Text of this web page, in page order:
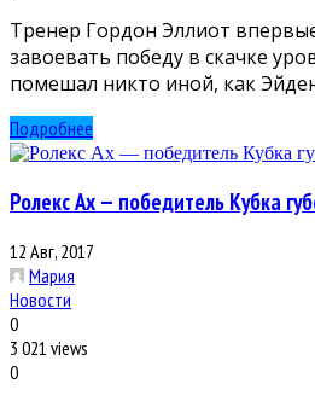
Тренер Гордон Эллиот
завоевать победу в скачке
помешал никто иной, как
Подробнее
Ролекс Ах — победитель Кубка
12 Авг, 2017
Мария
Новости
0
3 021 views
0